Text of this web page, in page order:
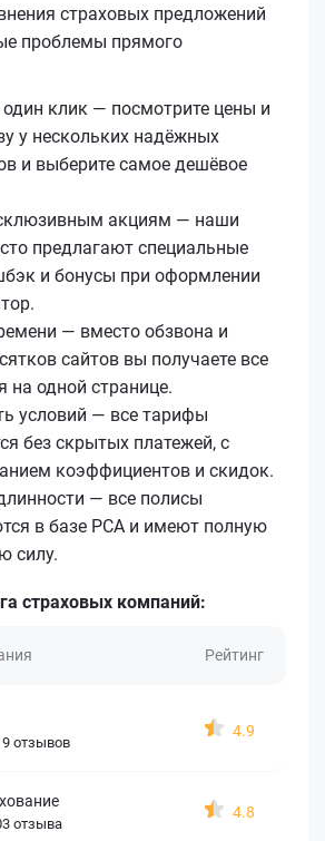
страховых предложений
проблемы прямого
один клик — посмотрите цены и
у нескольких надёжных
и выберите самое дешёвое
акциям — наши
предлагают специальные
и бонусы при оформлении
— вместо обзвона и
сайтов вы получаете все
на одной странице.
условий — все тарифы
без скрытых платежей, с
коэффициентов и скидок.
— все полисы
в базе РСА и имеют полную
силу.
страховых компаний:
Рейтинг
отзывов
4.9
отзыва
4.8